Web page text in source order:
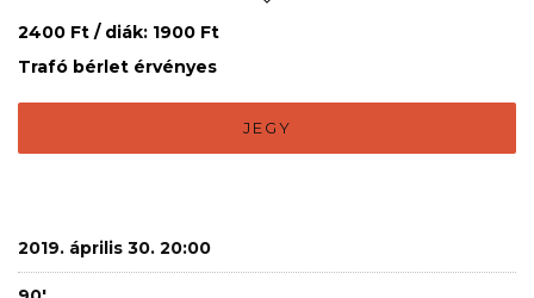
2400 Ft / diák: 1900 Ft
Trafó bérlet érvényes
JEGY
2019. április 30. 20:00